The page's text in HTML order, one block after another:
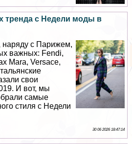
тренда с Недели моды в
с Парижем,
важных: Fendi,
Mara, Versace,
свои
И вот, мы
самые
стиля с Недели
30 06 2026 18:47:14